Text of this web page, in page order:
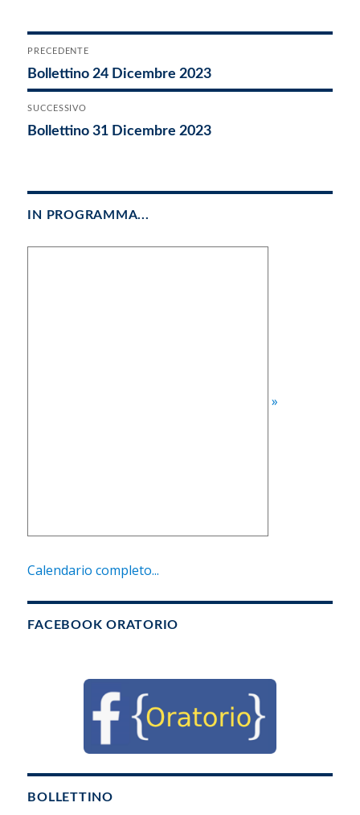
Navigazione
articoli
PRECEDENTE
Articolo
precedente:
Bollettino 24 Dicembre 2023
SUCCESSIVO
Articolo
Bollettino 31 Dicembre 2023
IN PROGRAMMA...
»
Calendario completo...
FACEBOOK ORATORIO
BOLLETTINO